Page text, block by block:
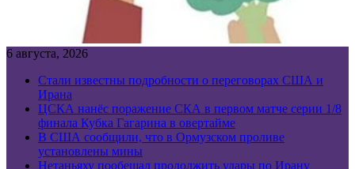
6 августа, 2026
Стали известны подробности о переговорах США и
Ирана
ЦСКА нанёс поражение СКА в первом матче серии 1/8
финала Кубка Гагарина в овертайме
В США сообщили, что в Ормузском проливе
установлены мины
Нетаньяху пообещал продолжить удары по Ирану